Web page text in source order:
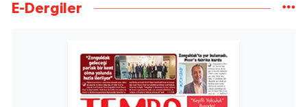
E-Dergiler